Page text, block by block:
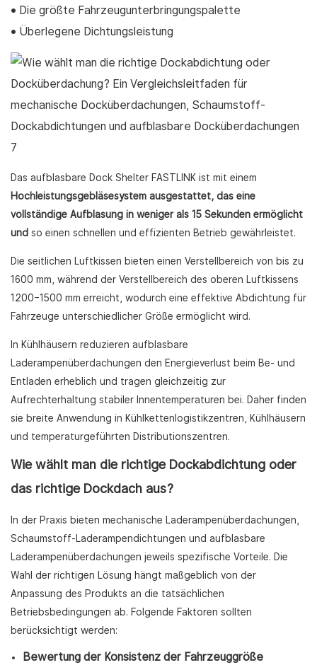
• Die größte Fahrzeugunterbringungspalette
• Überlegene Dichtungsleistung
Das aufblasbare Dock Shelter FASTLINK ist mit einem
Hochleistungsgebläsesystem ausgestattet, das eine
vollständige Aufblasung in weniger als 15 Sekunden ermöglicht
und so einen schnellen und effizienten Betrieb gewährleistet.
Die seitlichen Luftkissen bieten einen Verstellbereich von bis zu
1600 mm, während der Verstellbereich des oberen Luftkissens
1200–1500 mm erreicht, wodurch eine effektive Abdichtung für
Fahrzeuge unterschiedlicher Größe ermöglicht wird.
In Kühlhäusern reduzieren aufblasbare
Laderampenüberdachungen den Energieverlust beim Be- und
Entladen erheblich und tragen gleichzeitig zur
Aufrechterhaltung stabiler Innentemperaturen bei. Daher finden
sie breite Anwendung in Kühlkettenlogistikzentren, Kühlhäusern
und temperaturgeführten Distributionszentren.
Wie wählt man die richtige Dockabdichtung oder
das richtige Dockdach aus?
In der Praxis bieten mechanische Laderampenüberdachungen,
Schaumstoff-Laderampendichtungen und aufblasbare
Laderampenüberdachungen jeweils spezifische Vorteile. Die
Wahl der richtigen Lösung hängt maßgeblich von der
Anpassung des Produkts an die tatsächlichen
Betriebsbedingungen ab. Folgende Faktoren sollten
berücksichtigt werden:
Bewertung der Konsistenz der Fahrzeuggröße